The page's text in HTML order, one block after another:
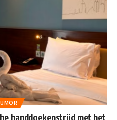
handdoekenstrijd met het